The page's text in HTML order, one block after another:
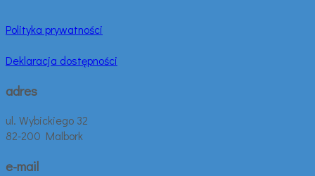
Polityka prywatności
Deklaracja dostępności
adres
ul. Wybickiego 32
82-200 Malbork
e-mail